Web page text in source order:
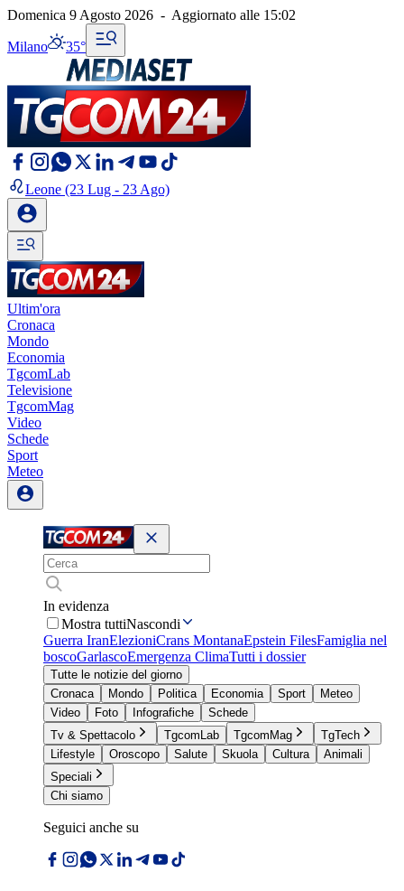
Domenica 9 Agosto 2026 - Aggiornato alle 15:02
Milano 35°
Leone (23 Lug - 23 Ago)
Ultim'ora
Cronaca
Mondo
Economia
TgcomLab
Televisione
TgcomMag
Video
Schede
Sport
Meteo
In evidenza
Mostra tuttiNascondi
Guerra IranElezioniCrans MontanaEpstein FilesFamiglia nel
boscoGarlascoEmergenza ClimaTutti i dossier
Tutte le notizie del giorno
Cronaca
Mondo Politica Economia Sport
Meteo
Video
Foto Infografiche
Schede
Tv & Spettacolo
TgcomLab TgcomMag
TgTech
Lifestyle
Oroscopo Salute Skuola Cultura
Animali
Speciali
Chi siamo
Seguici anche su